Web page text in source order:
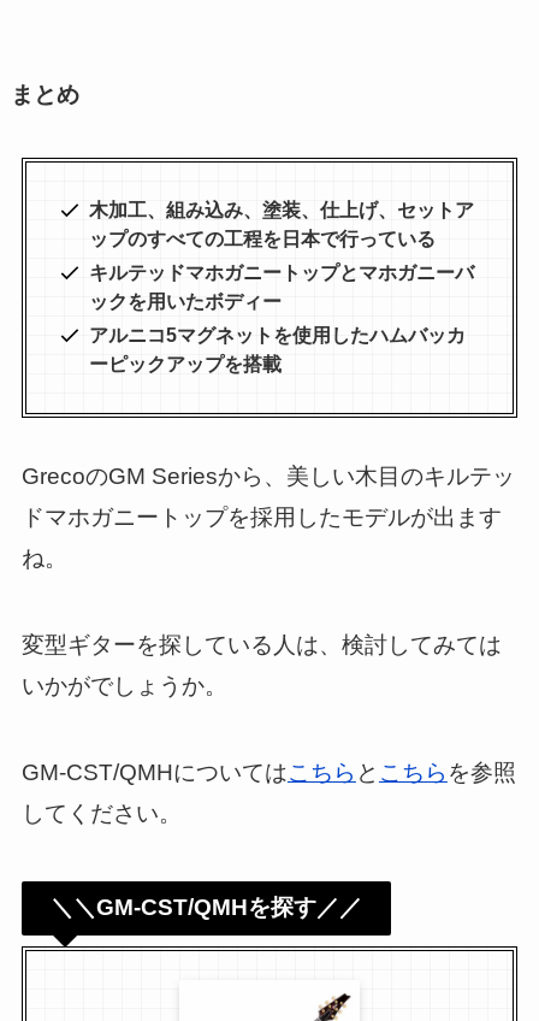
まとめ
木加工、組み込み、塗装、仕上げ、セットア
ップのすべての工程を日本で行っている
キルテッドマホガニートップとマホガニーバ
ックを用いたボディー
アルニコ5マグネットを使用したハムバッカ
ーピックアップを搭載
GrecoのGM Seriesから、美しい木目のキルテッ
ドマホガニートップを採用したモデルが出ます
ね。
変型ギターを探している人は、検討してみては
いかがでしょうか。
GM-CST/QMHについてはこちら と こちら を参照
してください。
＼＼GM-CST/QMHを探す／／